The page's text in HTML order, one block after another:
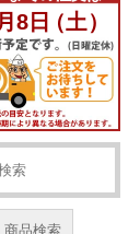
商品検索